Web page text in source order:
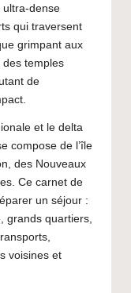
ultra-dense
qui traversent
grimpant aux
temples
de
et le delta
compose de l’île
des Nouveaux
Ce carnet de
un séjour :
grands quartiers,
voisines et